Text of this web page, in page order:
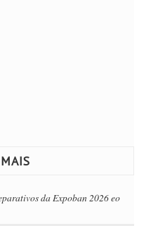
da Expoban 2026 eo